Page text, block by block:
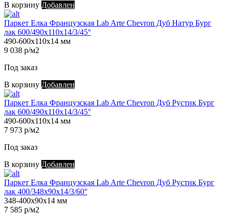
В корзину Добавлен
Паркет Елка Французская Lab Arte Chevron Дуб Натур Бург
лак 600/490х110х14/3/45°
490-600х110х14 мм
9 038 р/м2
Под заказ
В корзину Добавлен
Паркет Елка Французская Lab Arte Chevron Дуб Рустик Бург
лак 600/490х110х14/3/45°
490-600х110х14 мм
7 973 р/м2
Под заказ
В корзину Добавлен
Паркет Елка Французская Lab Arte Chevron Дуб Рустик Бург
лак 400/348х90х14/3/60°
348-400х90х14 мм
7 585 р/м2